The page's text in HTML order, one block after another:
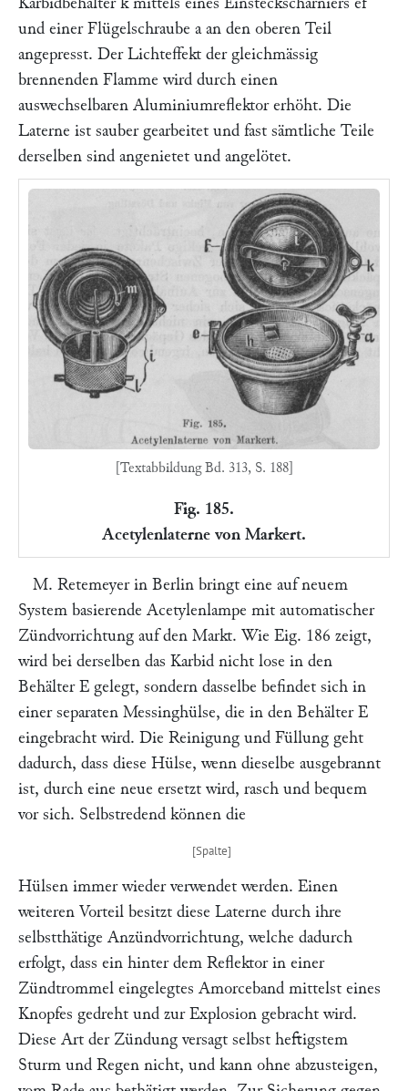
und einer Flügelschraube aan den oberen Teil
angepresst. Der Lichteffekt der gleichmässig
brennenden Flamme wird durch einen
auswechselbaren Aluminiumreflektor erhöht. Die
Laterne ist sauber gearbeitet und fast sämtliche Teile
derselben sind angenietet und angelötet.
[Textabbildung Bd. 313, S. 188]
Fig. 185.
Acetylenlaterne von Markert.
M. Retemeyerin Berlin bringt eine auf neuem
System basierende Acetylenlampe mit automatischer
Zündvorrichtung auf den Markt. Wie Eig. 186 zeigt,
wird bei derselben das Karbid nicht lose in den
Behälter E gelegt, sondern dasselbe befindet sich in
einer separaten Messinghülse, die in den Behälter E
eingebracht wird. Die Reinigung und Füllung geht
dadurch, dass diese Hülse, wenn dieselbe ausgebrannt
ist, durch eine neue ersetzt wird, rasch und bequem
vor sich. Selbstredend können die
Hülsen immer wieder verwendet werden. Einen
weiteren Vorteil besitzt diese Laterne durch ihre
selbstthätige Anzündvorrichtung, welche dadurch
erfolgt, dass ein hinter dem Reflektor in einer
Zündtrommel eingelegtes Amorceband mittelst eines
Knopfes gedreht und zur Explosion gebracht wird.
Diese Art der Zündung versagt selbst heftigstem
Sturm und Regen nicht, und kann ohne abzusteigen,